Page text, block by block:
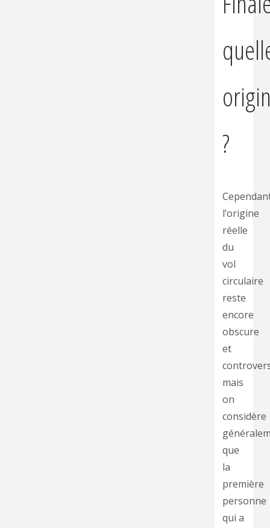
?
l’origine
réelle
du
vol
circulaire
reste
encore
obscure
et
mais
on
considère
que
la
première
personne
qui a